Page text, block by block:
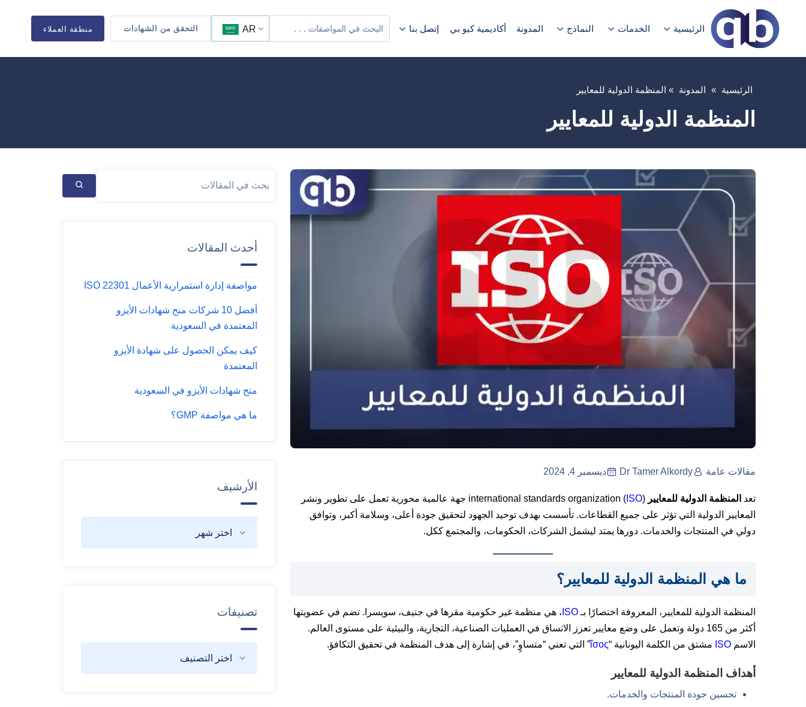
الرئيسية الخدمات النماذج المدونة أكاديمية كيو بي إتصل بنا AR التحقق من الشهادات منطقة العملاء
الرئيسية » المدونة » المنظمة الدولية للمعايير
المنظمة الدولية للمعايير
مقالات عامة Dr Tamer Alkordy ديسمبر 4, 2024
تعد المنظمة الدولية للمعايير (
ISO
) international standards organization جهة عالمية محورية تعمل على تطوير ونشر
المعايير الدولية التي تؤثر على جميع القطاعات. تأسست بهدف توحيد الجهود لتحقيق جودة أعلى، وسلامة أكبر، وتوافق
دولي في المنتجات والخدمات. دورها يمتد ليشمل الشركات، الحكومات، والمجتمع ككل.
ما هي المنظمة الدولية للمعايير؟
المنظمة الدولية للمعايير، المعروفة اختصارًا بـ ISO ، هي منظمة غير حكومية مقرها في جنيف، سويسرا. تضم في عضويتها
أكثر من 165 دولة وتعمل على وضع معايير تعزز الاتساق في العمليات الصناعية، التجارية، والبيئية على مستوى العالم.
الاسم ISO مشتق من الكلمة اليونانية “ἴσος” التي تعني “متساوٍ”، في إشارة إلى هدف المنظمة في تحقيق التكافؤ.
أهداف المنظمة الدولية للمعايير
تحسين جودة المنتجات والخدمات.
أحدث المقالات
مواصفة إدارة استمرارية الأعمال ISO 22301
أفضل 10 شركات منح شهادات الأيزو
المعتمدة في السعودية
كيف يمكن الحصول على شهادة الأيزو
المعتمدة
منح شهادات الأيزو في السعودية
ما هي مواصفة GMP؟
الأرشيف
تصنيفات